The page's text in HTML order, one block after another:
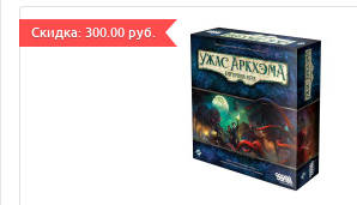
Cкидка: 300.00 руб.